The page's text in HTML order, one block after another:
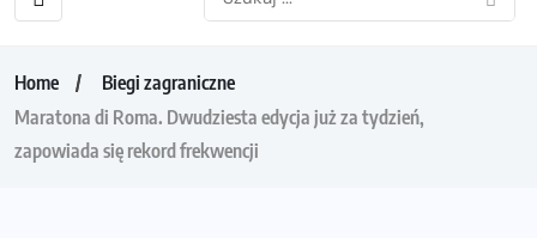
Home
Biegi zagraniczne
Maratona di Roma. Dwudziesta edycja już za tydzień,
zapowiada się rekord frekwencji